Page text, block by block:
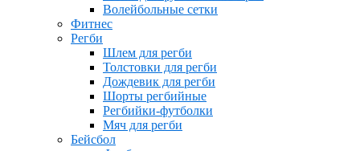
Волейбольные сетки
Фитнес
Регби
Шлем для регби
Толстовки для регби
Дождевик для регби
Шорты регбийные
Регбийки-футболки
Мяч для регби
Бейсбол